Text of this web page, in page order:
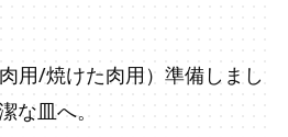
用/焼けた肉用）準備しまし
な皿へ。